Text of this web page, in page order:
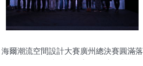
海爾潮流空間設計大賽廣州總決賽圓滿落